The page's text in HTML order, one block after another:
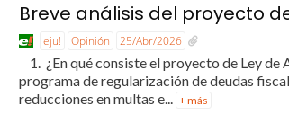
Breve análisis del proyecto
eju! Opinión 25/Abr/2026
1. ¿En qué consiste el proyecto de Ley
programa de regularización de deudas
reducciones en multas e... + más